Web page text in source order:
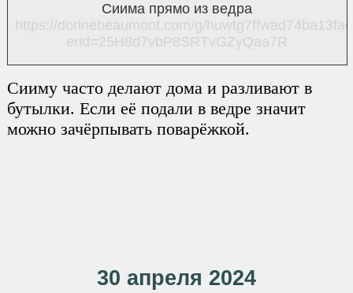
Сиима прямо из ведра
https://dorinebeaumont.com/g/
erid=25H8d7vbP8SRTvGZyQaa7R
Сииму часто делают дома и разливают в
бутылки. Если её подали в ведре значит
можно зачёрпывать поварёжкой.
30 апреля 2024